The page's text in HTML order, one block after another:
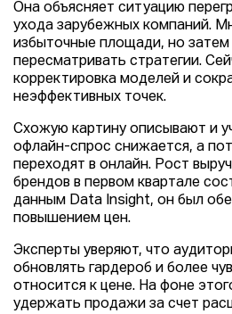
Она объясняет ситуацию
ухода зарубежных компаний.
избыточные площади, но затем
пересматривать стратегии.
корректировка моделей и
неэффективных точек.
Схожую картину описывают и
офлайн-спрос снижается, а
переходят в онлайн. Рост
брендов в первом квартале
данным Data Insight, он был
повышением цен.
Эксперты уверяют, что
обновлять гардероб и более
относится к цене. На фоне
удержать продажи за счет